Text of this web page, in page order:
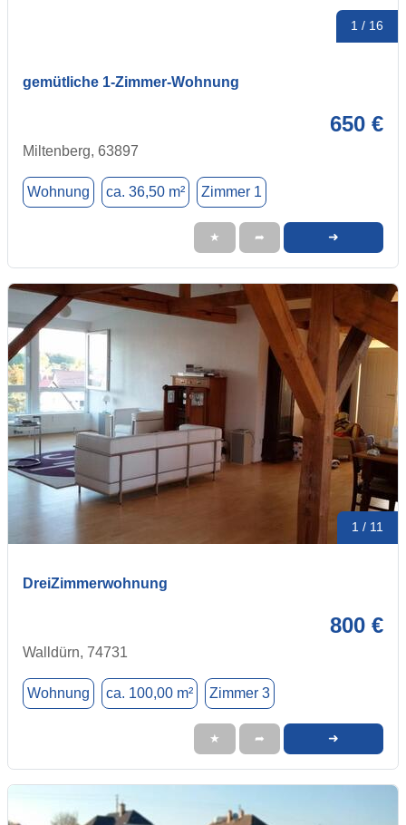
1 / 16
gemütliche 1-Zimmer-Wohnung
650 €
Miltenberg, 63897
Wohnung ca. 36,50 m² Zimmer 1
★ ➦ ➜
1 / 11
DreiZimmerwohnung
800 €
Walldürn, 74731
Wohnung ca. 100,00 m² Zimmer 3
★ ➦ ➜